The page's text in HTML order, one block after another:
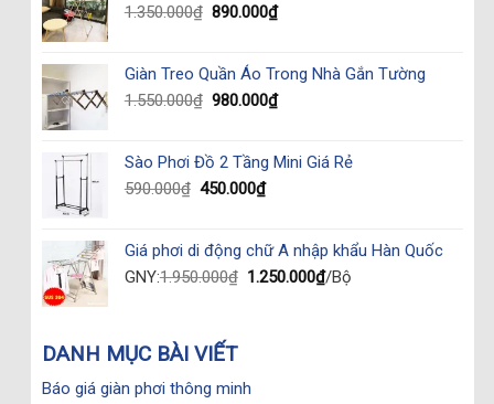
1.350.000₫ Original
1.350.000₫.
890.000₫Current
890.000₫.
Giàn Treo Quần Áo Trong Nhà Gắn Tường
1.550.000₫ Original
1.550.000₫.
980.000₫Current
980.000₫.
Sào Phơi Đồ 2 Tầng Mini Giá Rẻ
590.000₫ Original
590.000₫.
450.000₫Current
450.000₫.
Giá phơi di động chữ A nhập khẩu Hàn Quốc
GNY:1.950.000₫ Original
1.250.000₫Current
/Bộ
DANH MỤC BÀI VIẾT
Báo giá giàn phơi thông minh